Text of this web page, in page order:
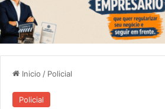
Inicio / Policial
Policial